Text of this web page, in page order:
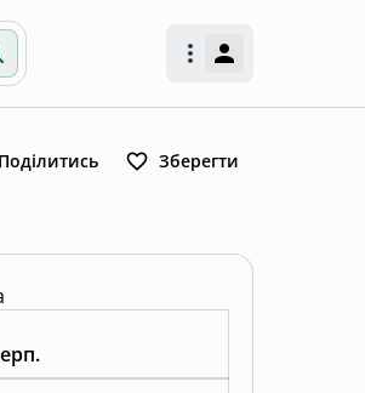
Поділитись Зберегти